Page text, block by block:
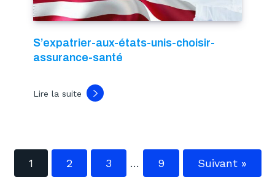
S’expatrier-aux-états-unis-choisir-
assurance-santé
Lire la suite
1 2 3 … 9 Suivant »